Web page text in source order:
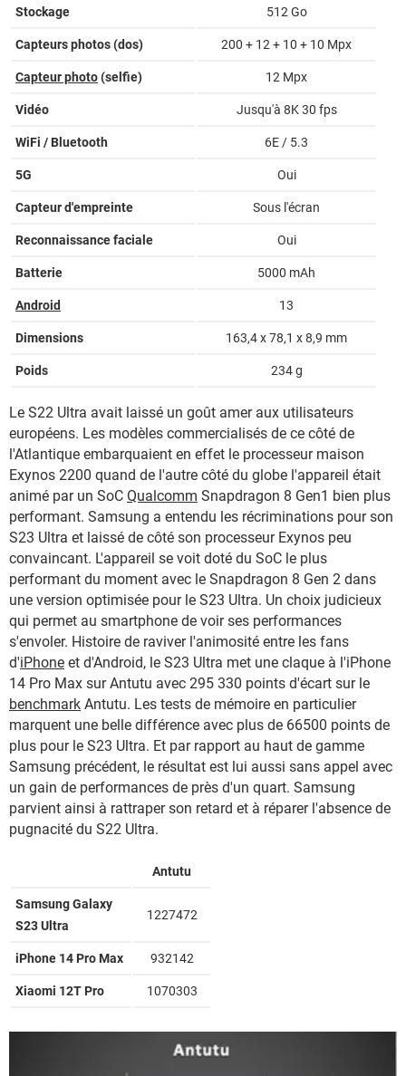
Stockage 512 Go
Capteurs photos (dos) 200 + 12 + 10 + 10 Mpx
Capteur photo(selfie) 12 Mpx
Vidéo Jusqu'à 8K 30 fps
WiFi / Bluetooth 6E / 5.3
5G Oui
Capteur d'empreinte Sous l'écran
Reconnaissance faciale Oui
Batterie 5000 mAh
Android 13
Dimensions 163,4 x 78,1 x 8,9 mm
Poids 234 g
Le S22 Ultra avait laissé un goût amer aux utilisateurs
européens. Les modèles commercialisés de ce côté de
l'Atlantique embarquaient en effet le processeur maison
Exynos 2200 quand de l'autre côté du globe l'appareil était
animé par un SoC Qualcomm Snapdragon 8 Gen1 bien plus
performant. Samsung a entendu les récriminations pour son
S23 Ultra et laissé de côté son processeur Exynos peu
convaincant. L'appareil se voit doté du SoC le plus
performant du moment avec le Snapdragon 8 Gen 2 dans
une version optimisée pour le S23 Ultra. Un choix judicieux
qui permet au smartphone de voir ses performances
s'envoler. Histoire de raviver l'animosité entre les fans
d'iPhone et d'Android, le S23 Ultra met une claque à l'iPhone
14 Pro Max sur Antutu avec 295 330 points d'écart sur le
benchmark Antutu. Les tests de mémoire en particulier
marquent une belle différence avec plus de 66500 points de
plus pour le S23 Ultra. Et par rapport au haut de gamme
Samsung précédent, le résultat est lui aussi sans appel avec
un gain de performances de près d'un quart. Samsung
parvient ainsi à rattraper son retard et à réparer l'absence de
pugnacité du S22 Ultra.
Antutu
Samsung Galaxy
S23 Ultra
1227472
iPhone 14 Pro Max 932142
Xiaomi 12T Pro 1070303